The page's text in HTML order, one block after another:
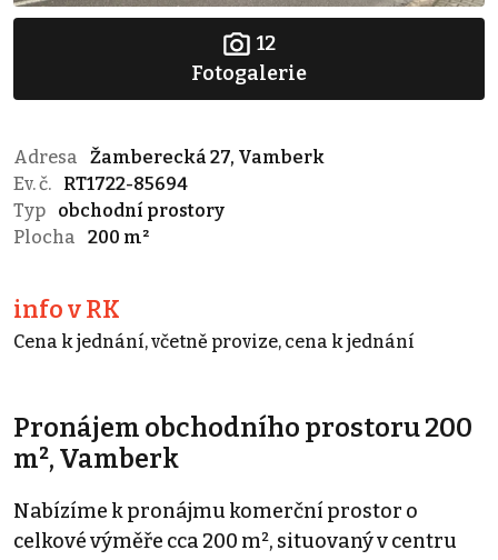
12
Fotogalerie
Adresa
Žamberecká 27, Vamberk
Ev. č.
RT1722-85694
Typ
obchodní prostory
Plocha
200 m²
info v RK
Cena k jednání, včetně provize, cena k jednání
Pronájem obchodního prostoru 200
m², Vamberk
Nabízíme k pronájmu komerční prostor o
celkové výměře cca 200 m², situovaný v centru